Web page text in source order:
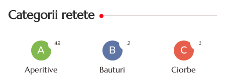
Categorii retete
A
Aperitive
49
B
Bauturi
2
C
Ciorbe
1